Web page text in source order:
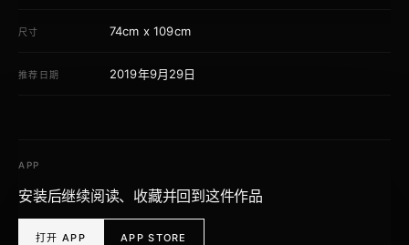
尺寸 74cm x 109cm
推荐日期 2019年9月29日
APP
安装后继续阅读、收藏并回到这件作品
打开 APP APP STORE